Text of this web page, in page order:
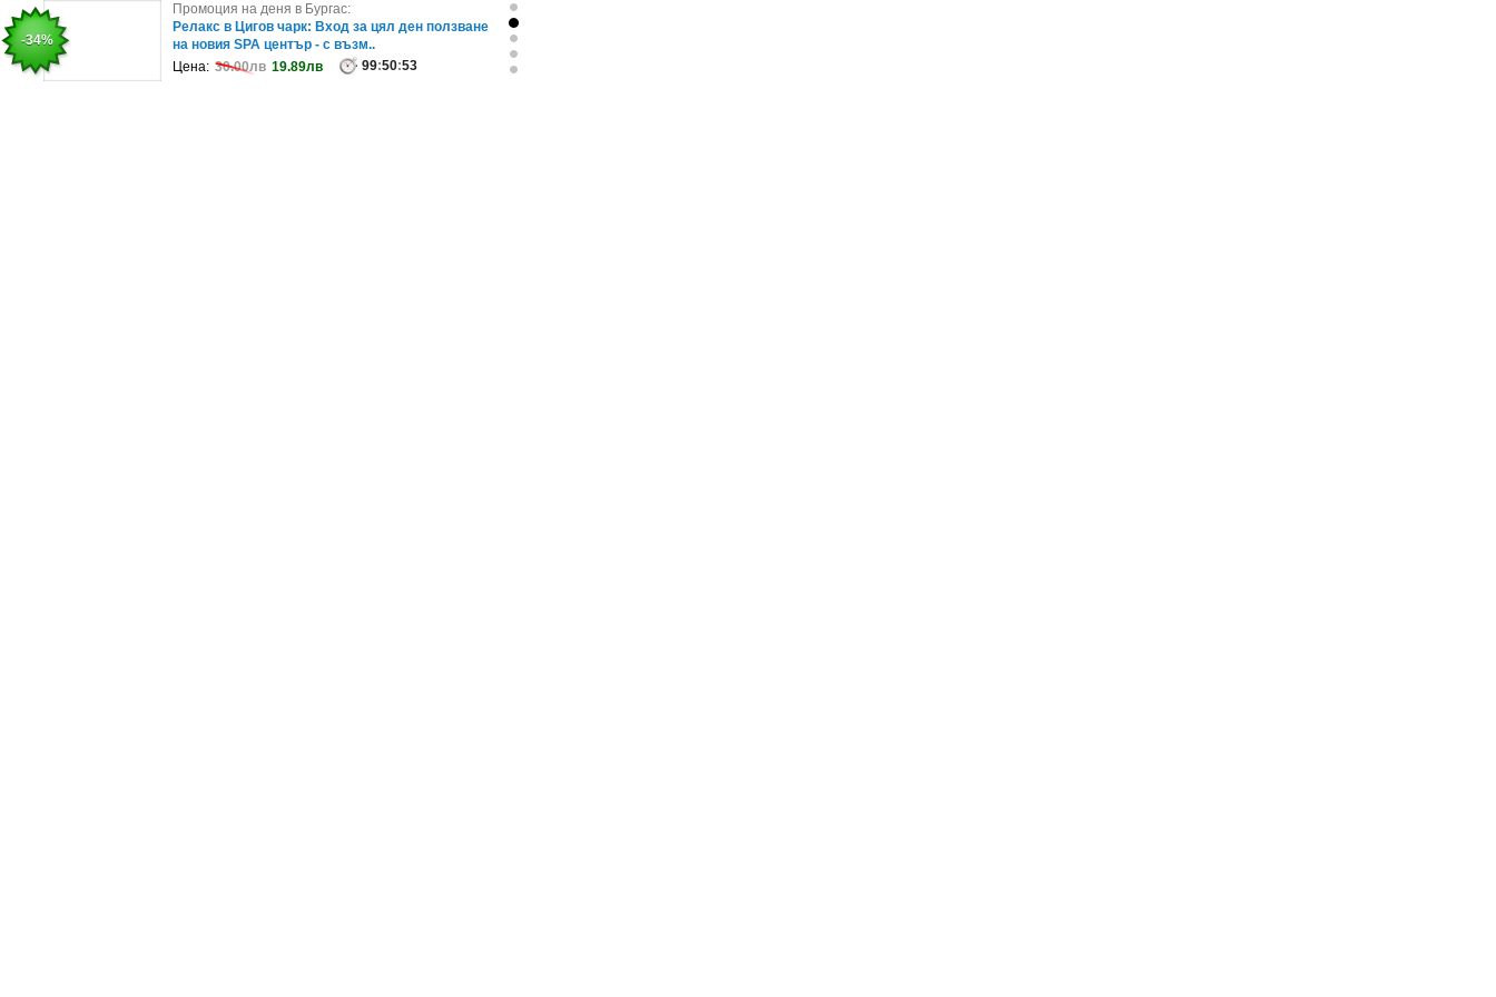
-31%
Промоция на деня в София:
Релаксирай: Класически масаж на гръб или на
цяло тяло
Цена: 35.01лв 24.15лв 99:50:57
-34%
Промоция на деня в Бургас:
Релакс в Цигов чарк: Вход за цял ден ползване
на новия SPA център - с възм..
Цена: 30.00лв 19.89лв 99:50:53